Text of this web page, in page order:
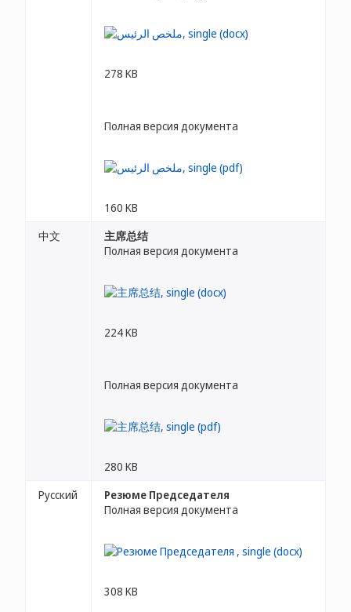
278 KB
Полная версия документа
160 KB
中文
主席总结
Полная версия документа
224 KB
Полная версия документа
280 KB
Русский
Резюме Председателя
Полная версия документа
308 KB